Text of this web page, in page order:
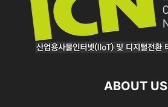
ABOUT US